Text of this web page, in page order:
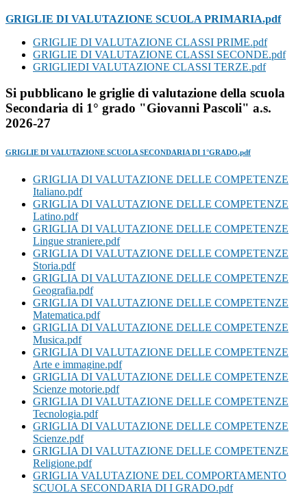
GRIGLIE DI VALUTAZIONE SCUOLA PRIMARIA.pdf
GRIGLIE DI VALUTAZIONE CLASSI PRIME.pdf
GRIGLIE DI VALUTAZIONE CLASSI SECONDE.pdf
GRIGLIEDI VALUTAZIONE CLASSI TERZE.pdf
Si pubblicano le griglie di valutazione della scuola
Secondaria di 1° grado "Giovanni Pascoli" a.s.
2026-27
GRIGLIE DI VALUTAZIONE SCUOLA SECONDARIA DI 1°GRADO.pdf
GRIGLIA DI VALUTAZIONE DELLE COMPETENZE
Italiano.pdf
GRIGLIA DI VALUTAZIONE DELLE COMPETENZE
Latino.pdf
GRIGLIA DI VALUTAZIONE DELLE COMPETENZE
Lingue straniere.pdf
GRIGLIA DI VALUTAZIONE DELLE COMPETENZE
Storia.pdf
GRIGLIA DI VALUTAZIONE DELLE COMPETENZE
Geografia.pdf
GRIGLIA DI VALUTAZIONE DELLE COMPETENZE
Matematica.pdf
GRIGLIA DI VALUTAZIONE DELLE COMPETENZE
Musica.pdf
GRIGLIA DI VALUTAZIONE DELLE COMPETENZE
Arte e immagine.pdf
GRIGLIA DI VALUTAZIONE DELLE COMPETENZE
Scienze motorie.pdf
GRIGLIA DI VALUTAZIONE DELLE COMPETENZE
Tecnologia.pdf
GRIGLIA DI VALUTAZIONE DELLE COMPETENZE
Scienze.pdf
GRIGLIA DI VALUTAZIONE DELLE COMPETENZE
Religione.pdf
GRIGLIA VALUTAZIONE DEL COMPORTAMENTO
SCUOLA SECONDARIA DI I GRADO.pdf